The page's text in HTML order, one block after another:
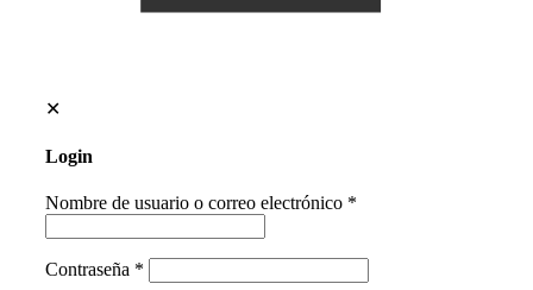
✕
Login
Nombre de usuario o correo electrónico *
Contraseña *